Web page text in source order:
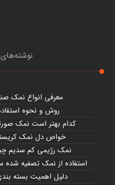
نوشته‌های
معرفی انواع نمک
روش و نحوه
کدام بهتر است نمک
خواص دل نمک
نمک رژیمی کم سدیم
استفاده از نمک تصفیه شده
دلیل اهمیت بسته